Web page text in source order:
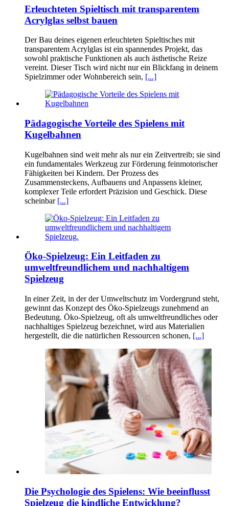
Erleuchteten Spieltisch mit transparentem
Acrylglas selbst bauen
Der Bau deines eigenen erleuchteten Spieltisches mit
transparentem Acrylglas ist ein spannendes Projekt, das
sowohl praktische Funktionen als auch ästhetische Reize
vereint. Dieser Tisch wird nicht nur ein Blickfang in deinem
Spielzimmer oder Wohnbereich sein, [...]
Pädagogische Vorteile des Spielens mit
Kugelbahnen
Kugelbahnen sind weit mehr als nur ein Zeitvertreib; sie sind
ein fundamentales Werkzeug zur Förderung feinmotorischer
Fähigkeiten bei Kindern. Der Prozess des
Zusammensteckens, Aufbauens und Anpassens kleiner,
komplexer Teile erfordert Präzision und Geschick. Diese
scheinbar [...]
Öko-Spielzeug: Ein Leitfaden zu
umweltfreundlichem und nachhaltigem
Spielzeug
In einer Zeit, in der der Umweltschutz im Vordergrund steht,
gewinnt das Konzept des Öko-Spielzeugs zunehmend an
Bedeutung. Öko-Spielzeug, oft als umweltfreundliches oder
nachhaltiges Spielzeug bezeichnet, wird aus Materialien
hergestellt, die die natürlichen Ressourcen schonen, [...]
Die Psychologie des Spielens: Wie beeinflusst
Spielzeug die kindliche Entwicklung?